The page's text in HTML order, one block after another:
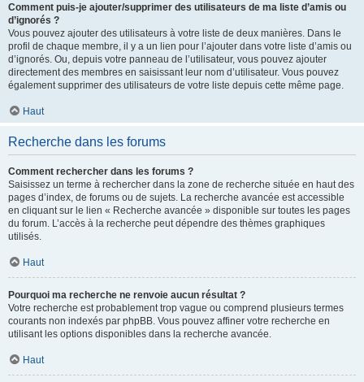
Comment puis-je ajouter/supprimer des utilisateurs de ma liste d’amis ou
d’ignorés ?
Vous pouvez ajouter des utilisateurs à votre liste de deux manières. Dans le
profil de chaque membre, il y a un lien pour l’ajouter dans votre liste d’amis ou
d’ignorés. Ou, depuis votre panneau de l’utilisateur, vous pouvez ajouter
directement des membres en saisissant leur nom d’utilisateur. Vous pouvez
également supprimer des utilisateurs de votre liste depuis cette même page.
Haut
Recherche dans les forums
Comment rechercher dans les forums ?
Saisissez un terme à rechercher dans la zone de recherche située en haut des
pages d’index, de forums ou de sujets. La recherche avancée est accessible
en cliquant sur le lien « Recherche avancée » disponible sur toutes les pages
du forum. L’accès à la recherche peut dépendre des thèmes graphiques
utilisés.
Haut
Pourquoi ma recherche ne renvoie aucun résultat ?
Votre recherche est probablement trop vague ou comprend plusieurs termes
courants non indexés par phpBB. Vous pouvez affiner votre recherche en
utilisant les options disponibles dans la recherche avancée.
Haut